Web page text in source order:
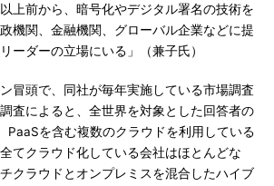
上前から、暗号化やデジタル署名の技術を
機関、金融機関、グローバル企業などに提
ーダーの立場にいる」（兼子氏）
冒頭で、同社が毎年実施している市場調査
査によると、全世界を対象とした回答者の
PaaSを含む複数のクラウドを利用している
てクラウド化している会社はほとんどな
クラウドとオンプレミスを混合したハイブ